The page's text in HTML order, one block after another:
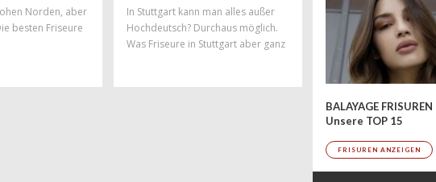
Norden, aber
besten Friseure
In Stuttgart kann man alles außer
Hochdeutsch? Durchaus möglich.
Was Friseure in Stuttgart aber ganz
BALAYAGE FRISUREN
Unsere TOP 15
FRISUREN ANZEIGEN